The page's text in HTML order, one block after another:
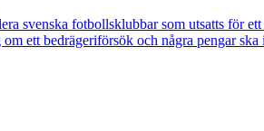
svenska fotbollsklubbar som utsatts för
ett bedrägeriförsök och några pengar ska